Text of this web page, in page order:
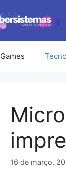
Games
16 de março,